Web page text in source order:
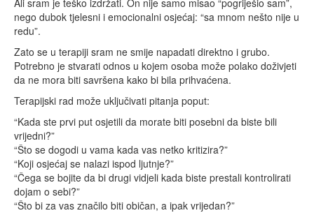
nego dubok tjelesni i emocionalni osjećaj: “sa mnom nešto nije u
redu”.
Zato se u terapiji sram ne smije napadati direktno i grubo.
Potrebno je stvarati odnos u kojem osoba može polako doživjeti
da ne mora biti savršena kako bi bila prihvaćena.
Terapijski rad može uključivati pitanja poput:
“Kada ste prvi put osjetili da morate biti posebni da biste bili
vrijedni?”
“Što se dogodi u vama kada vas netko kritizira?”
“Koji osjećaj se nalazi ispod ljutnje?”
“Čega se bojite da bi drugi vidjeli kada biste prestali kontrolirati
dojam o sebi?”
“Što bi za vas značilo biti običan, a ipak vrijedan?”